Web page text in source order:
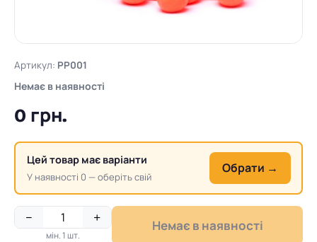
Артикул: PP001
Немає в наявності
0 грн.
Цей товар має варіанти
У наявності 0 — оберіть свій
Обрати →
− +
мін. 1 шт.
Немає в наявності